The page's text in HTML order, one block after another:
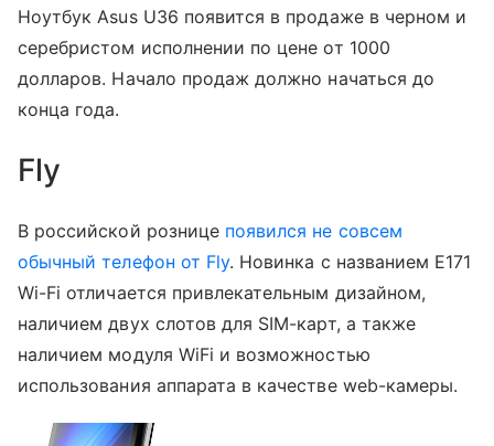
Ноутбук Asus U36 появится в продаже в черном и
серебристом исполнении по цене от 1000
долларов. Начало продаж должно начаться до
конца года.
Fly
В российской рознице появился не совсем
обычный телефон от Fly. Новинка с названием E171
Wi-Fi отличается привлекательным дизайном,
наличием двух слотов для SIM-карт, а также
наличием модуля WiFi и возможностью
использования аппарата в качестве web-камеры.